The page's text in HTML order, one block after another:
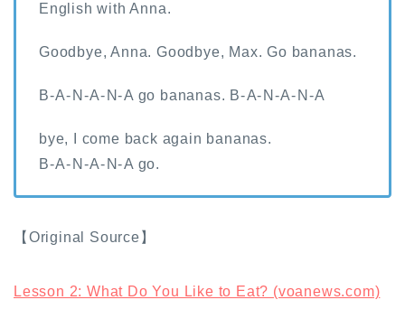
English with Anna.
Goodbye, Anna. Goodbye, Max. Go bananas.
B-⁠A-⁠N-⁠A-⁠N-⁠A go bananas. B-⁠A-⁠N-⁠A-⁠N-⁠A
bye, I come back again bananas.
B-⁠A-⁠N-⁠A-⁠N-⁠A go.
【Original Source】
Lesson 2: What Do You Like to Eat? (voanews.com)